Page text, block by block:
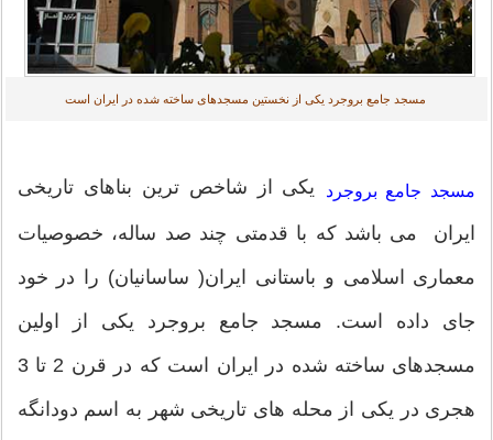
مسجد جامع بروجرد یكی از نخستین مسجدهای ساخته شده در ایران است
مسجد جامع بروجرد یكی از شاخص ترین بناهای تاریخی
ایران می باشد که با قدمتی چند صد ساله، خصوصیات
معماری اسلامی و باستانی ایران( ساسانیان) را در خود
جای داده است. مسجد جامع بروجرد یكی از اولین
مسجدهای ساخته شده در ایران است كه در قرن 2 تا 3
هجری در یكی از محله های تاریخی شهر به اسم دودانگه